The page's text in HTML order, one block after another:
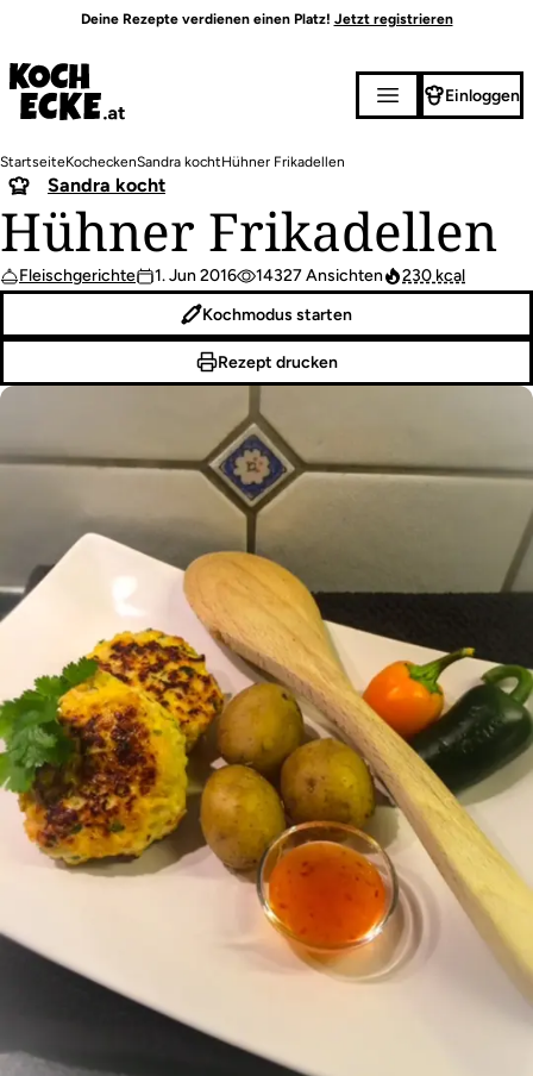
Inhalt
Deine Rezepte verdienen einen Platz! Jetzt registrieren
Einloggen
Pfadnavigation
StartseiteKocheckenSandra kochtHühner Frikadellen
Hühner Frikadellen
Fleischgerichte 1. Jun 2016 14327 Ansichten 230 kcal
Sandra kocht
Kochmodus starten
Rezept drucken